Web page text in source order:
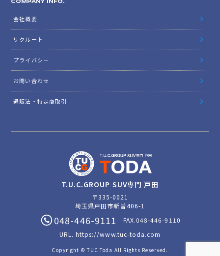
COMPANY INFO.
会社概要
リクルート
プライバシー
お問い合わせ
通販法・特定商取引
T.U.C.GROUP SUV専門 戸田
〒335-0021
埼玉県戸田市新曽406-1
048-446-9111
FAX.048-446-9110
URL.https://www.tuc-toda.com
Copyright © TUC Toda All Rights Reserved.